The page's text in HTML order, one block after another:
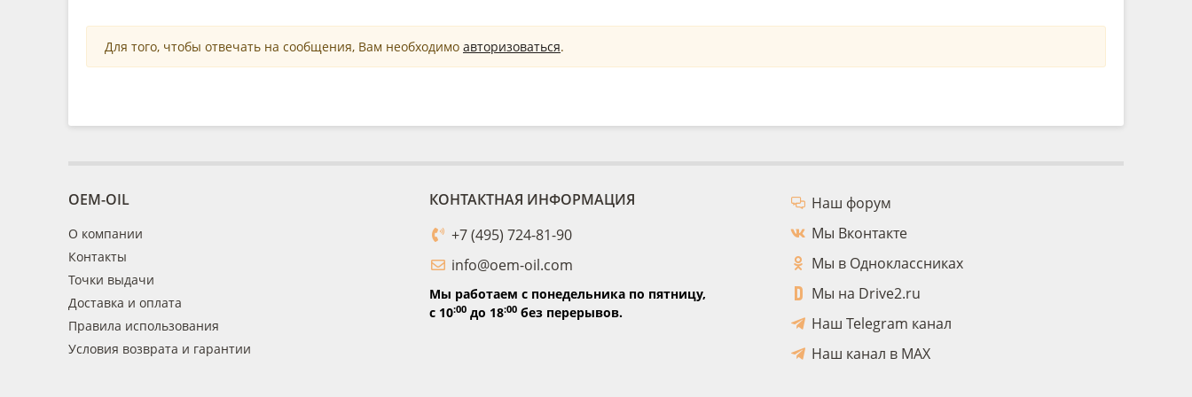
Для того, чтобы отвечать на сообщения, Вам необходимо авторизоваться.
OEM-OIL
О компании
Контакты
Точки выдачи
Доставка и оплата
Правила использования
Условия возврата и гарантии
КОНТАКТНАЯ ИНФОРМАЦИЯ
+7 (495) 724-81-90
info@oem-oil.com
Мы работаем с понедельника по пятницу,
с 10:00до 18:00без перерывов.
Наш форум
Мы Вконтакте
Мы в Одноклассниках
Мы на Drive2.ru
Наш Telegram канал
Наш канал в MAX